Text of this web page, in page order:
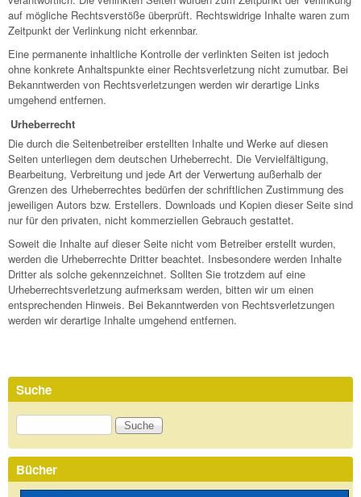
auf mögliche Rechtsverstöße überprüft. Rechtswidrige Inhalte waren zum
Zeitpunkt der Verlinkung nicht erkennbar.
Eine permanente inhaltliche Kontrolle der verlinkten Seiten ist jedoch
ohne konkrete Anhaltspunkte einer Rechtsverletzung nicht zumutbar. Bei
Bekanntwerden von Rechtsverletzungen werden wir derartige Links
umgehend entfernen.
Urheberrecht
Die durch die Seitenbetreiber erstellten Inhalte und Werke auf diesen
Seiten unterliegen dem deutschen Urheberrecht. Die Vervielfältigung,
Bearbeitung, Verbreitung und jede Art der Verwertung außerhalb der
Grenzen des Urheberrechtes bedürfen der schriftlichen Zustimmung des
jeweiligen Autors bzw. Erstellers. Downloads und Kopien dieser Seite sind
nur für den privaten, nicht kommerziellen Gebrauch gestattet.
Soweit die Inhalte auf dieser Seite nicht vom Betreiber erstellt wurden,
werden die Urheberrechte Dritter beachtet. Insbesondere werden Inhalte
Dritter als solche gekennzeichnet. Sollten Sie trotzdem auf eine
Urheberrechtsverletzung aufmerksam werden, bitten wir um einen
entsprechenden Hinweis. Bei Bekanntwerden von Rechtsverletzungen
werden wir derartige Inhalte umgehend entfernen.
Suche
Suche
Bücher